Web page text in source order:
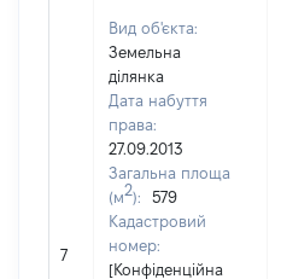
7
Вид об'єкта:
Земельна
ділянка
Дата набуття
права:
27.09.2013
Загальна площа
(м2):
579
Кадастровий
номер:
[Конфіденційна